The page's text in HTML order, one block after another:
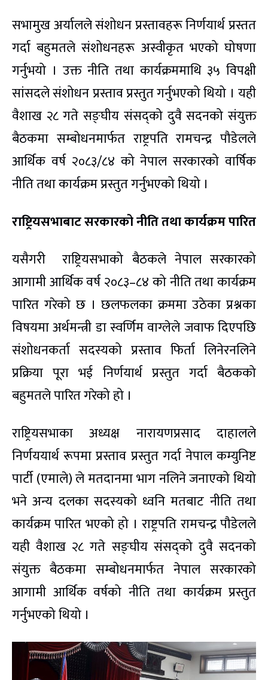
सभामुख अर्यालले संशोधन प्रस्तावहरू निर्णयार्थ प्रस्तत
गर्दा बहुमतले संशोधनहरू अस्वीकृत भएको घोषणा
गर्नुभयो । उक्त नीति तथा कार्यक्रममाथि ३५ विपक्षी
सांसदले संशोधन प्रस्ताव प्रस्तुत गर्नुभएको थियो । यही
वैशाख २८ गते सङ्घीय संसद्को दुवै सदनको संयुक्त
बैठकमा सम्बोधनमार्फत राष्ट्रपति रामचन्द्र पौडेलले
आर्थिक वर्ष २०८३/८४ को नेपाल सरकारको वार्षिक
नीति तथा कार्यक्रम प्रस्तुत गर्नुभएको थियो ।
राष्ट्रियसभाबाट सरकारको नीति तथा कार्यक्रम पारित
यसैगरी राष्ट्रियसभाको बैठकले नेपाल सरकारको
आगामी आर्थिक वर्ष २०८३–८४ को नीति तथा कार्यक्रम
पारित गरेको छ । छलफलका क्रममा उठेका प्रश्नका
विषयमा अर्थमन्त्री डा स्वर्णिम वाग्लेले जवाफ दिएपछि
संशोधनकर्ता सदस्यको प्रस्ताव फिर्ता लिनेरनलिने
प्रक्रिया पूरा भई निर्णयार्थ प्रस्तुत गर्दा बैठकको
बहुमतले पारित गरेको हो ।
राष्ट्रियसभाका अध्यक्ष नारायणप्रसाद दाहालले
निर्णययार्थ रूपमा प्रस्ताव प्रस्तुत गर्दा नेपाल कम्युनिष्ट
पार्टी (एमाले) ले मतदानमा भाग नलिने जनाएको थियो
भने अन्य दलका सदस्यको ध्वनि मतबाट नीति तथा
कार्यक्रम पारित भएको हो । राष्ट्रपति रामचन्द्र पौडेलले
यही वैशाख २८ गते सङ्घीय संसद्को दुवै सदनको
संयुक्त बैठकमा सम्बोधनमार्फत नेपाल सरकारको
आगामी आर्थिक वर्षको नीति तथा कार्यक्रम प्रस्तुत
गर्नुभएको थियो ।